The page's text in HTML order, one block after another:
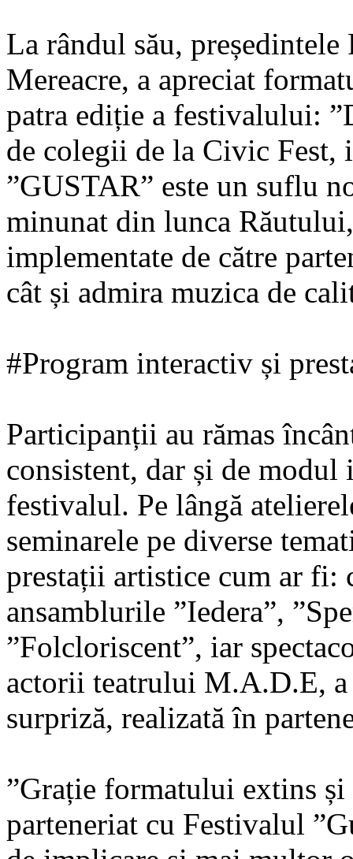
La rândul său,
Mereacre, a apreciat
patra ediție a festivalului:
de colegii de la Civic Fest,
”GUSTAR” este un suflu
minunat din lunca
implementate de către
cât și admira muzica de
#Program interactiv și
Participanții au rămas
consistent, dar și de modul
festivalul. Pe lângă
seminarele pe diverse
prestații artistice cum ar fi:
ansamblurile ”Iedera”,
”Folcloriscent”, iar
actorii teatrului M.A.D.E, a
surpriză, realizată în
”Grație formatului extins
parteneriat cu Festivalul